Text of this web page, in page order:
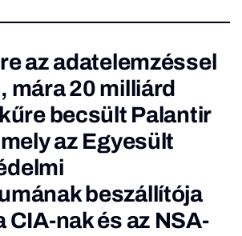
az adatelemzéssel
mára 20 milliárd
becsült Palantir
az Egyesült
beszállítója
CIA-nak és az NSA-